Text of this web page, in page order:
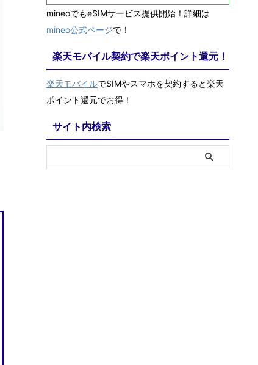
mineoでもeSIMサービス提供開始！詳細は
mineo公式ページで！
楽天モバイル契約で楽天ポイント還元！
楽天モバイルでSIMやスマホを契約すると楽天
ポイント還元でお得！
サイト内検索